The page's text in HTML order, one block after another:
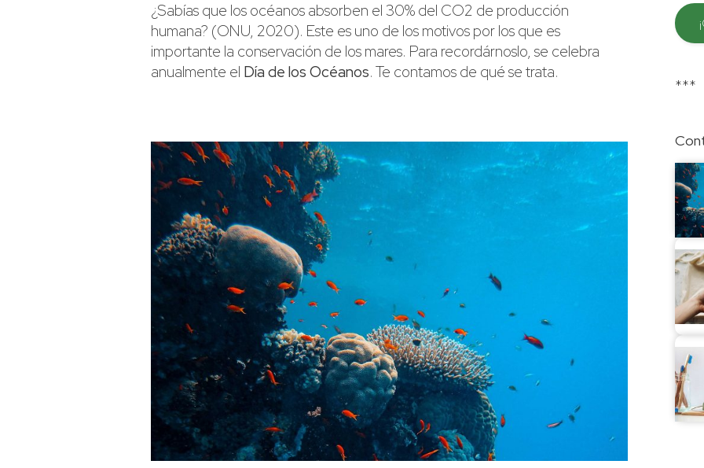
¿Sabías que los océanos absorben el 30% del CO2 de producción
humana? (ONU, 2020). Este es uno de los motivos por los que es
importante la conservación de los mares. Para recordárnoslo, se celebra
anualmente el Día de los Océanos. Te contamos de qué se trata.
***